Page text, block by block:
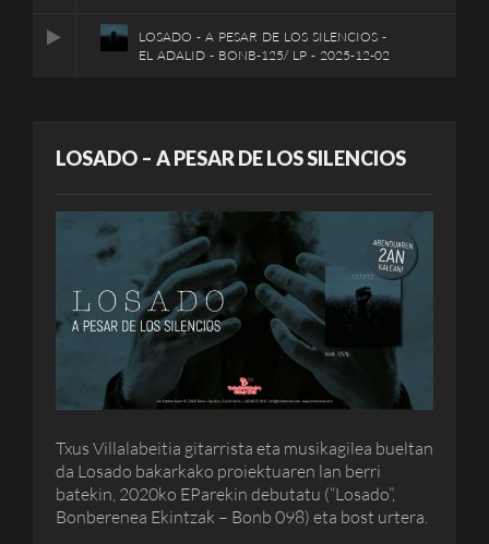
LOSADO - A PESAR DE LOS SILENCIOS -
EL ADALID - BONB-125/ LP - 2025-12-02
LOSADO – A PESAR DE LOS SILENCIOS
Txus Villalabeitia gitarrista eta musikagilea bueltan
da Losado bakarkako proiektuaren lan berri
batekin, 2020ko EParekin debutatu (“Losado”,
Bonberenea Ekintzak – Bonb 098) eta bost urtera.